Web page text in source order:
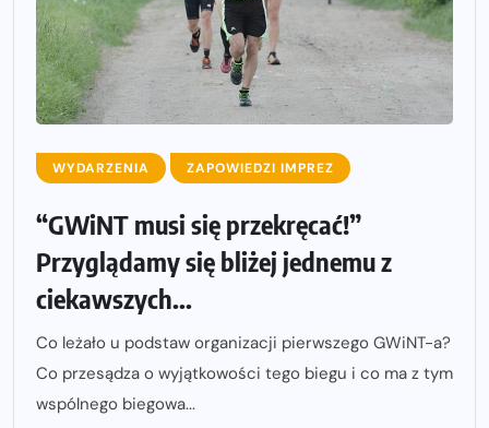
WYDARZENIA ZAPOWIEDZI IMPREZ
“GWiNT musi się przekręcać!”
Przyglądamy się bliżej jednemu z
ciekawszych...
Co leżało u podstaw organizacji pierwszego GWiNT-a?
Co przesądza o wyjątkowości tego biegu i co ma z tym
wspólnego biegowa...